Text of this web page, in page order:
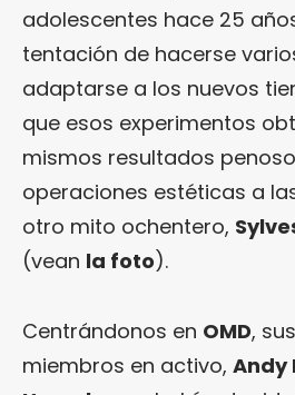
adolescentes hace 25
tentación de hacerse
adaptarse a los nuevos
que esos experimentos
mismos resultados
operaciones estéticas a
otro mito ochentero,
(vean la foto).
Centrándonos en OMD,
miembros en activo, Andy